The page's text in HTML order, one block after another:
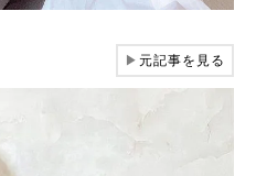
▶元記事を見る